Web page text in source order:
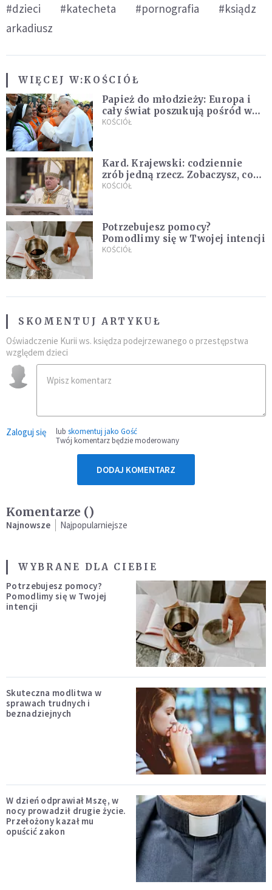
#dzieci #katecheta #pornografia
#ksiądz
arkadiusz
WIĘCEJ W:KOŚCIÓŁ
Papież do młodzieży: Europa i
cały świat poszukują pośród was
nowych świętych
KOŚCIÓŁ
Kard. Krajewski: codziennie
zrób jedną rzecz. Zobaczysz, co
stanie się z twoim życiem
KOŚCIÓŁ
Potrzebujesz pomocy?
Pomodlimy się w Twojej intencji
KOŚCIÓŁ
SKOMENTUJ ARTYKUŁ
Oświadczenie Kurii ws. księdza podejrzewanego o przestępstwa
względem dzieci
Zaloguj się lub skomentuj jako Gość
Twój komentarz będzie moderowany
DODAJ KOMENTARZ
Komentarze ()
Najnowsze Najpopularniejsze
WYBRANE DLA CIEBIE
Potrzebujesz pomocy?
Pomodlimy się w Twojej
intencji
Skuteczna modlitwa w
sprawach trudnych i
beznadziejnych
W dzień odprawiał Mszę, w
nocy prowadził drugie życie.
Przełożony kazał mu
opuścić zakon